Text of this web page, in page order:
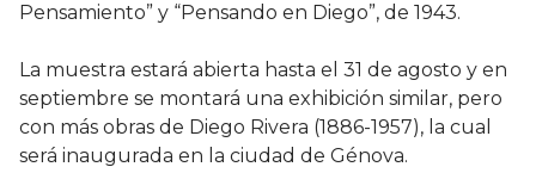
Pensamiento” y “Pensando en Diego”, de 1943.
La muestra estará abierta hasta el 31 de agosto y en
septiembre se montará una exhibición similar, pero
con más obras de Diego Rivera (1886-1957), la cual
será inaugurada en la ciudad de Génova.